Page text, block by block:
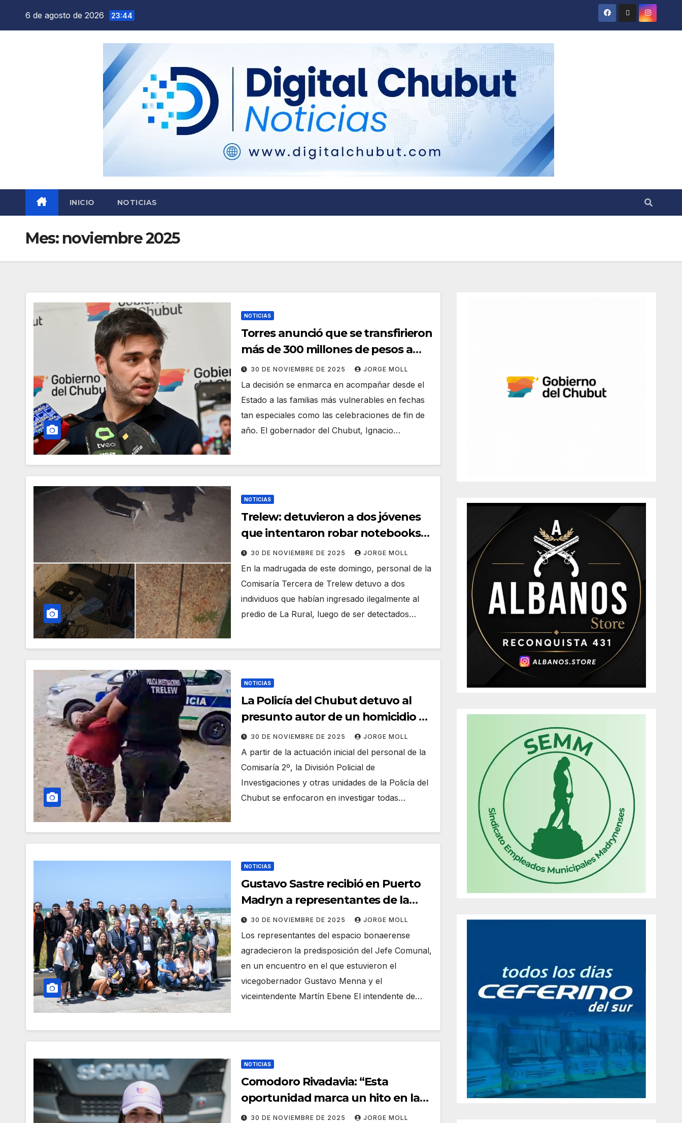
6 de agosto de 2026 23:44
INICIO NOTICIAS
Mes: noviembre 2025
NOTICIAS
Torres anunció que se transfirieron
más de 300 millones de pesos a
municipios y comunas para
reforzar el Plan Alimentar
30 DE NOVIEMBRE DE 2025 JORGE MOLL
La decisión se enmarca en acompañar desde el
Estado a las familias más vulnerables en fechas
tan especiales como las celebraciones de fin de
año. El gobernador del Chubut, Ignacio…
NOTICIAS
Trelew: detuvieron a dos jóvenes
que intentaron robar notebooks
de un predio de La Rural
30 DE NOVIEMBRE DE 2025 JORGE MOLL
En la madrugada de este domingo, personal de la
Comisaría Tercera de Trelew detuvo a dos
individuos que habían ingresado ilegalmente al
predio de La Rural, luego de ser detectados…
NOTICIAS
La Policía del Chubut detuvo al
presunto autor de un homicidio en
Trelew (Fotos)
30 DE NOVIEMBRE DE 2025 JORGE MOLL
A partir de la actuación inicial del personal de la
Comisaría 2º, la División Policial de
Investigaciones y otras unidades de la Policía del
Chubut se enfocaron en investigar todas…
NOTICIAS
Gustavo Sastre recibió en Puerto
Madryn a representantes de la
escuela de formación política “La
Reserva”
30 DE NOVIEMBRE DE 2025 JORGE MOLL
Los representantes del espacio bonaerense
agradecieron la predisposición del Jefe Comunal,
en un encuentro en el que estuvieron el
vicegobernador Gustavo Menna y el
viceintendente Martín Ebene El intendente de…
NOTICIAS
Comodoro Rivadavia: “Esta
oportunidad marca un hito en la
vida personal y profesional de las
30 DE NOVIEMBRE DE 2025 JORGE MOLL